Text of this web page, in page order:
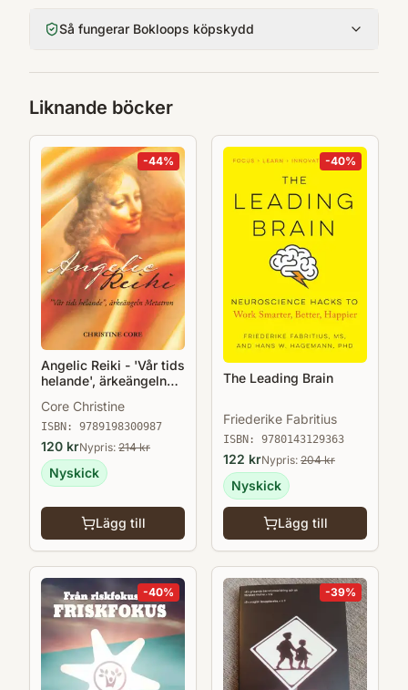
Så fungerar Bokloops köpskydd
Liknande böcker
-44%
Angelic Reiki - 'Vår tids
helande', ärkeängeln
Core Christine
ISBN: 9789198300987
120 krNypris: 214kr
Nyskick
Lägg till
-40%
The Leading Brain
Friederike Fabritius
ISBN: 9780143129363
122 krNypris: 204kr
Nyskick
Lägg till
-40% -39%